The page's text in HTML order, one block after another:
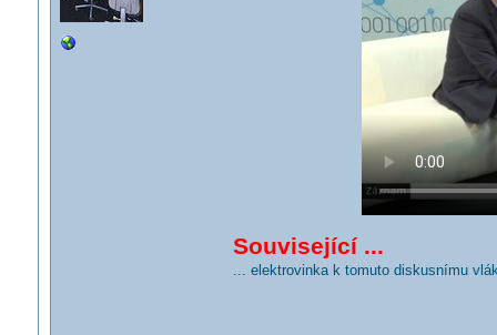
Související ...
... elektrovinka k tomuto diskusnímu